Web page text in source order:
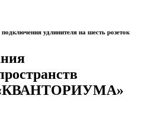
удлинителя на шесть розеток
«КВАНТОРИУМА»